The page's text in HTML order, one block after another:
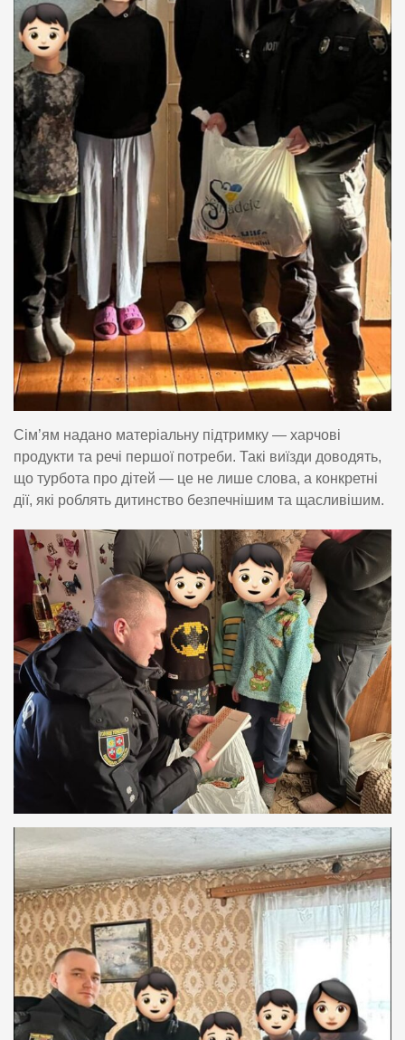
Сім’ям надано матеріальну підтримку — харчові
продукти та речі першої потреби. Такі виїзди доводять,
що турбота про дітей — це не лише слова, а конкретні
дії, які роблять дитинство безпечнішим та щасливішим.